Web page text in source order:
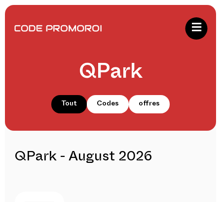
QPark
Tout Codes offres
QPark - August 2026